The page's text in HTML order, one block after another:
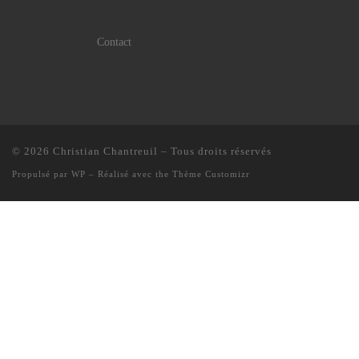
Contact
© 2026 Christian Chantreuil – Tous droits réservés
Propulsé par WP – Réalisé avec the Thème Customizr